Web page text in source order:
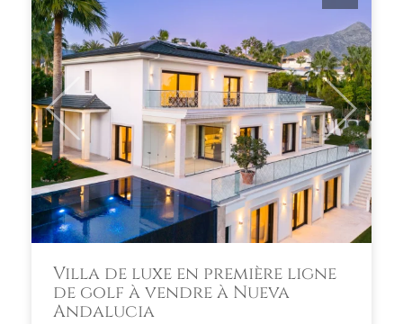
Previous Next
Villa de luxe en première ligne
de golf à vendre à Nueva
Andalucia